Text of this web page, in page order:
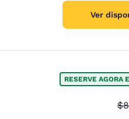
Ver
RESERVE AGORA